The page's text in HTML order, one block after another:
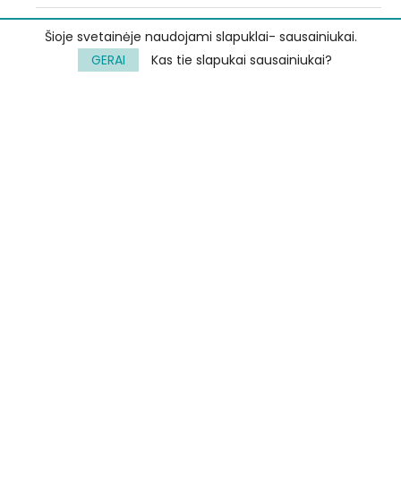
Neradę sau vietos (2)
Pasidaryk pats
Šioje svetainėje naudojami slapuklai- sausainiukai.
GERAI
Kas tie slapukai sausainiukai?